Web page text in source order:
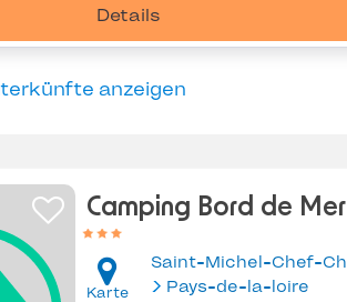
Details
anzeigen
Camping Bord de Mer
Karte
Saint-Michel-Chef-
Pays-de-la-loire